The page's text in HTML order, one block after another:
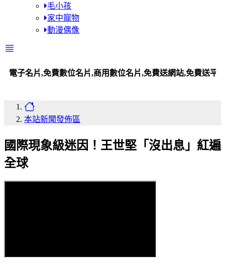
毛小孩
家中寵物
動漫偶像
,免費數位名片,商用數位名片,免費送網站,免費送平台站,百工
本站新聞發佈區
國際現象級迷因！王世堅「沒出息」紅遍
全球